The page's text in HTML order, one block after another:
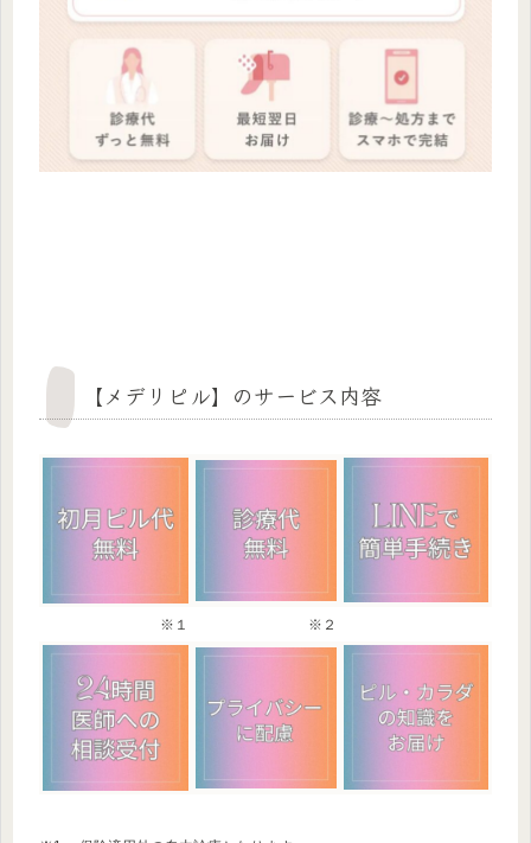
【メデリピル】のサービス内容
※１ ※２